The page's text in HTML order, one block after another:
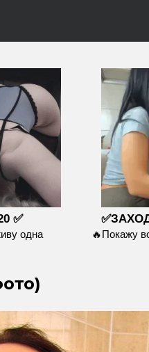
✅
одна 🔥Покажу